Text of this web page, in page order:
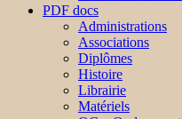
PDF docs
Administrations
Associations
Diplômes
Histoire
Librairie
Matériels